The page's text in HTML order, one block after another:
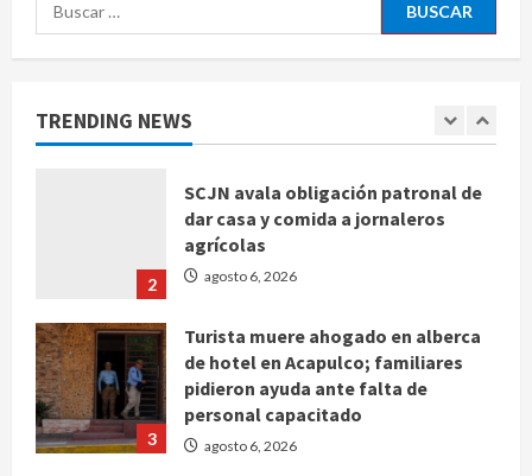
TRENDING NEWS
1
Sin información disponible sobre el
Aeropuerto Internacional de la
2
SCJN avala obligación patronal de
dar casa y comida a jornaleros
agrícolas
agosto 6, 2026
3
Turista muere ahogado en alberca
de hotel en Acapulco; familiares
pidieron ayuda ante falta de
personal capacitado
agosto 6, 2026